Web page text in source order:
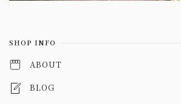
SHOP INFO
ABOUT
BLOG